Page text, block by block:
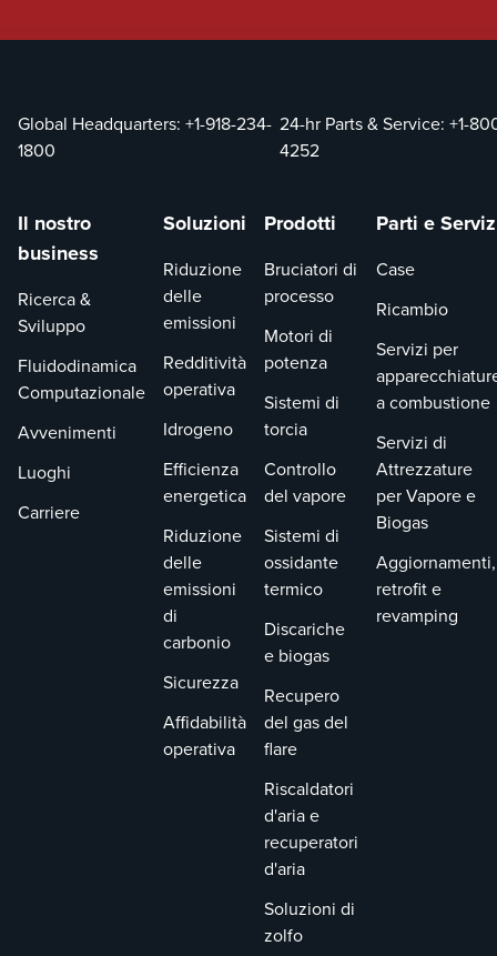
Global Headquarters: +1-918-234-
1800
24-hr Parts & Service: +1-
4252
Il nostro
business
Ricerca &
Sviluppo
Fluidodinamica
Computazionale
Avvenimenti
Luoghi
Carriere
Soluzioni
Riduzione
delle
emissioni
Redditività
operativa
Idrogeno
Efficienza
energetica
Riduzione
delle
emissioni
di
carbonio
Sicurezza
Affidabilità
operativa
Prodotti
Bruciatori di
processo
Motori di
potenza
Sistemi di
torcia
Controllo
del vapore
Sistemi di
ossidante
termico
Discariche
e biogas
Recupero
del gas del
flare
Riscaldatori
d'aria e
recuperatori
d'aria
Soluzioni di
zolfo
Parti e
Case
Ricambio
Servizi per
a combustione
Servizi di
Attrezzature
per Vapore e
Biogas
Aggiornamenti,
retrofit e
revamping